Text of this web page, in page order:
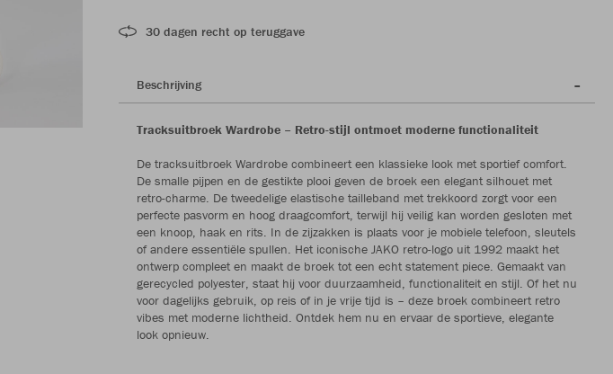
30 dagen recht op teruggave
Beschrijving
Tracksuitbroek Wardrobe – Retro-stijl ontmoet moderne functionaliteit
De tracksuitbroek Wardrobe combineert een klassieke look met sportief comfort.
De smalle pijpen en de gestikte plooi geven de broek een elegant silhouet met
retro-charme. De tweedelige elastische tailleband met trekkoord zorgt voor een
perfecte pasvorm en hoog draagcomfort, terwijl hij veilig kan worden gesloten met
een knoop, haak en rits. In de zijzakken is plaats voor je mobiele telefoon, sleutels
of andere essentiële spullen. Het iconische JAKO retro-logo uit 1992 maakt het
ontwerp compleet en maakt de broek tot een echt statement piece. Gemaakt van
gerecycled polyester, staat hij voor duurzaamheid, functionaliteit en stijl. Of het nu
voor dagelijks gebruik, op reis of in je vrije tijd is – deze broek combineert retro
vibes met moderne lichtheid. Ontdek hem nu en ervaar de sportieve, elegante
look opnieuw.